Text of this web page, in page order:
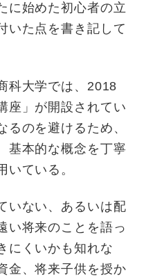
に始めた初心者の立
いた点を書き記して
科大学では、2018
座」が開設されてい
るのを避けるため、
基本的な概念を丁寧
いている。
いない、あるいは配
い将来のことを語っ
にくいかも知れな
金、将来子供を授か